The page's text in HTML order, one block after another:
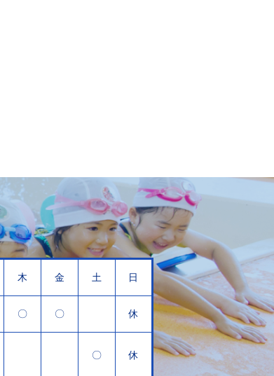
木 金 土 日
〇 〇 休
〇 休